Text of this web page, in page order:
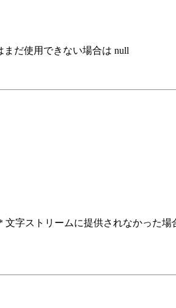
だ使用できない場合は null
字ストリームに提供されなかった場